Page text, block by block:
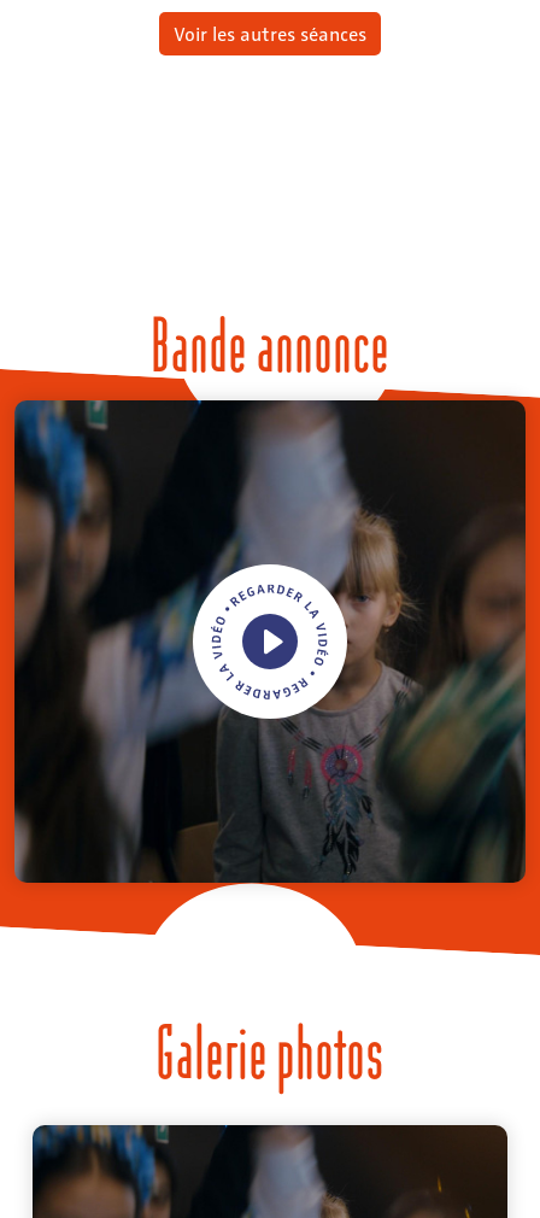
Voir les autres séances
Bande annonce
Galerie photos